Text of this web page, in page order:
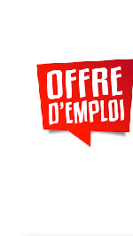
contenu
principal